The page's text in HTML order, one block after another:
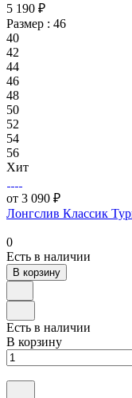
5 190 ₽
Размер : 46
40
42
44
46
48
50
52
54
56
Хит
от 3 090 ₽
Лонгслив Классик
0
Есть в наличии
В корзину
Есть в наличии
В корзину